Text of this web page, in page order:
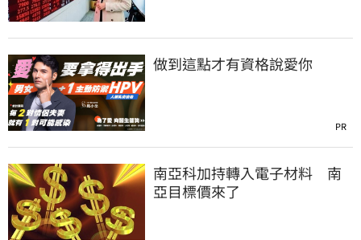
做到這點才有資格說愛你
PR
南亞科加持轉入電子材料 南
亞目標價來了